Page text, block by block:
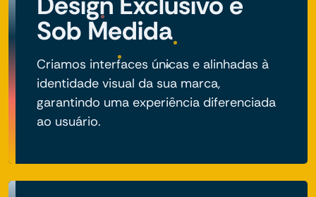
Sob Medida
Criamos interfaces únicas e alinhadas à
identidade visual da sua marca,
garantindo uma experiência diferenciada
ao usuário.